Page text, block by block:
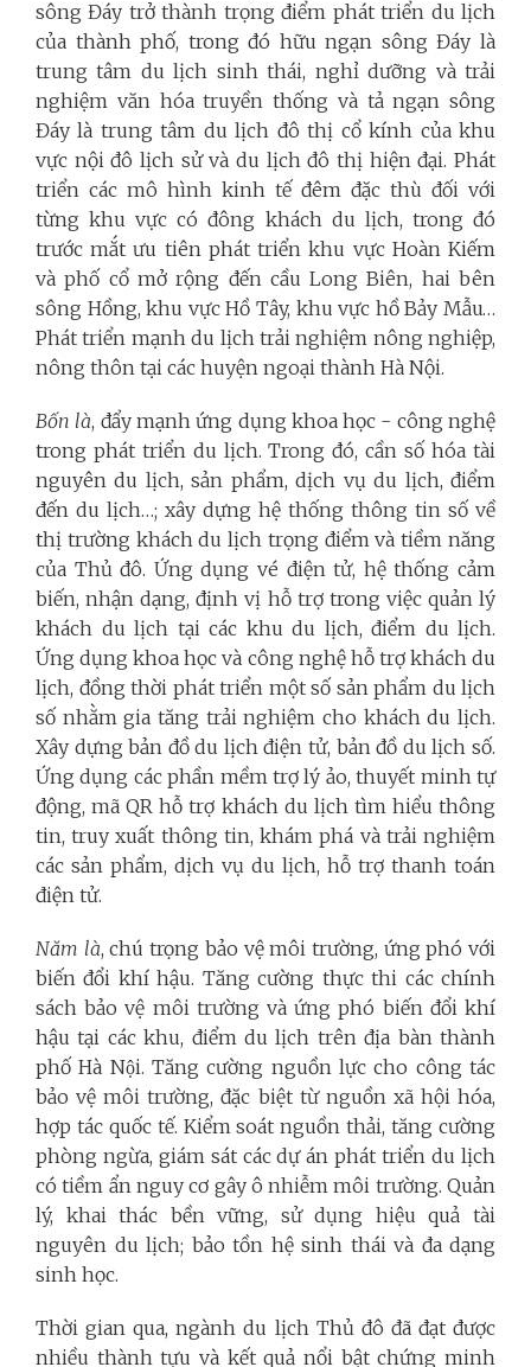
sông Đáy trở thành trọng điểm phát triển du lịch
của thành phố, trong đó hữu ngạn sông Đáy là
trung tâm du lịch sinh thái, nghỉ dưỡng và trải
nghiệm văn hóa truyền thống và tả ngạn sông
Đáy là trung tâm du lịch đô thị cổ kính của khu
vực nội đô lịch sử và du lịch đô thị hiện đại. Phát
triển các mô hình kinh tế đêm đặc thù đối với
từng khu vực có đông khách du lịch, trong đó
trước mắt ưu tiên phát triển khu vực Hoàn Kiếm
và phố cổ mở rộng đến cầu Long Biên, hai bên
sông Hồng, khu vực Hồ Tây, khu vực hồ Bảy Mẫu…
Phát triển mạnh du lịch trải nghiệm nông nghiệp,
nông thôn tại các huyện ngoại thành Hà Nội.
Bốn là, đẩy mạnh ứng dụng khoa học - công nghệ
trong phát triển du lịch. Trong đó, cần số hóa tài
nguyên du lịch, sản phẩm, dịch vụ du lịch, điểm
đến du lịch…; xây dựng hệ thống thông tin số về
thị trường khách du lịch trọng điểm và tiềm năng
của Thủ đô. Ứng dụng vé điện tử, hệ thống cảm
biến, nhận dạng, định vị hỗ trợ trong việc quản lý
khách du lịch tại các khu du lịch, điểm du lịch.
Ứng dụng khoa học và công nghệ hỗ trợ khách du
lịch, đồng thời phát triển một số sản phẩm du lịch
số nhằm gia tăng trải nghiệm cho khách du lịch.
Xây dựng bản đồ du lịch điện tử, bản đồ du lịch số.
Ứng dụng các phần mềm trợ lý ảo, thuyết minh tự
động, mã QR hỗ trợ khách du lịch tìm hiểu thông
tin, truy xuất thông tin, khám phá và trải nghiệm
các sản phẩm, dịch vụ du lịch, hỗ trợ thanh toán
điện tử.
Năm là, chú trọng bảo vệ môi trường, ứng phó với
biến đổi khí hậu. Tăng cường thực thi các chính
sách bảo vệ môi trường và ứng phó biến đổi khí
hậu tại các khu, điểm du lịch trên địa bàn thành
phố Hà Nội. Tăng cường nguồn lực cho công tác
bảo vệ môi trường, đặc biệt từ nguồn xã hội hóa,
hợp tác quốc tế. Kiểm soát nguồn thải, tăng cường
phòng ngừa, giám sát các dự án phát triển du lịch
có tiềm ẩn nguy cơ gây ô nhiễm môi trường. Quản
lý, khai thác bền vững, sử dụng hiệu quả tài
nguyên du lịch; bảo tồn hệ sinh thái và đa dạng
sinh học.
Thời gian qua, ngành du lịch Thủ đô đã đạt được
nhiều thành tựu và kết quả nổi bật chứng minh